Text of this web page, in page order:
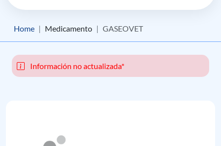
Home Medicamento GASEOVET
Información no actualizada*